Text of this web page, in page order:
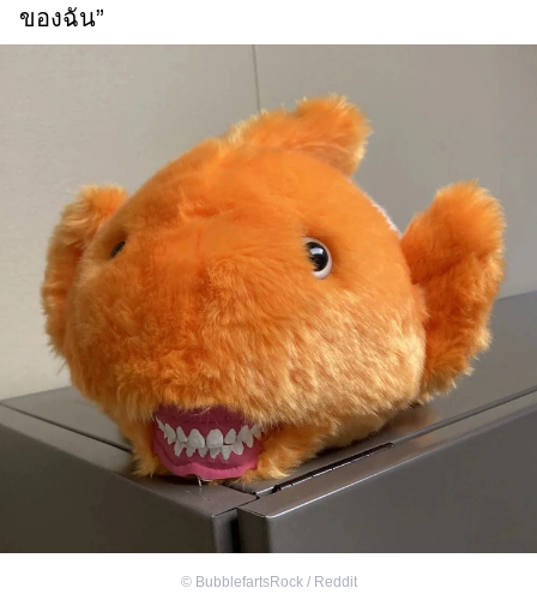
ของฉัน”
© BubblefartsRock / Reddit